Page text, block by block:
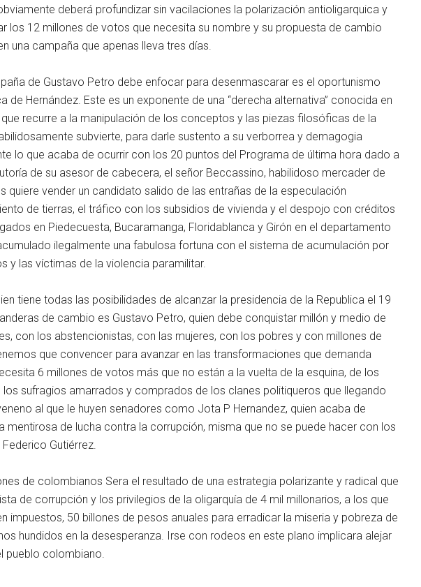
deberá profundizar sin vacilaciones la polarización antioligarquica y
los 12 millones de votos que necesita su nombre y su propuesta de cambio
una campaña que apenas lleva tres días.
de Gustavo Petro debe enfocar para desenmascarar es el oportunismo
de Hernández. Este es un exponente de una “derecha alternativa” conocida en
recurre a la manipulación de los conceptos y las piezas filosóficas de la
subvierte, para darle sustento a su verborrea y demagogia
lo que acaba de ocurrir con los 20 puntos del Programa de última hora dado a
de su asesor de cabecera, el señor Beccassino, habilidoso mercader de
quiere vender un candidato salido de las entrañas de la especulación
de tierras, el tráfico con los subsidios de vivienda y el despojo con créditos
en Piedecuesta, Bucaramanga, Floridablanca y Girón en el departamento
ilegalmente una fabulosa fortuna con el sistema de acumulación por
y las víctimas de la violencia paramilitar.
tiene todas las posibilidades de alcanzar la presidencia de la Republica el 19
de cambio es Gustavo Petro, quien debe conquistar millón y medio de
con los abstencionistas, con las mujeres, con los pobres y con millones de
que convencer para avanzar en las transformaciones que demanda
6 millones de votos más que no están a la vuelta de la esquina, de los
sufragios amarrados y comprados de los clanes politiqueros que llegando
al que le huyen senadores como Jota P Hernandez, quien acaba de
mentirosa de lucha contra la corrupción, misma que no se puede hacer con los
Gutiérrez.
de colombianos Sera el resultado de una estrategia polarizante y radical que
de corrupción y los privilegios de la oligarquía de 4 mil millonarios, a los que
impuestos, 50 billones de pesos anuales para erradicar la miseria y pobreza de
hundidos en la desesperanza. Irse con rodeos en este plano implicara alejar
pueblo colombiano.